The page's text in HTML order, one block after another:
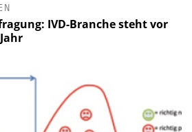
IVD-Branche steht vor